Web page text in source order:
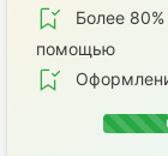
Более
помощью